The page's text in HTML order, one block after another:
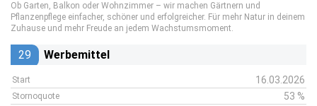
Ob Garten, Balkon oder Wohnzimmer – wir machen Gärtnern und
Pflanzenpflege einfacher, schöner und erfolgreicher. Für mehr Natur in deinem
Zuhause und mehr Freude an jedem Wachstumsmoment.
29 Werbemittel
Start 16.03.2026
Stornoquote 53 %